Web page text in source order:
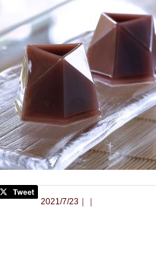
フィール
合わせ
2021/7/23｜｜